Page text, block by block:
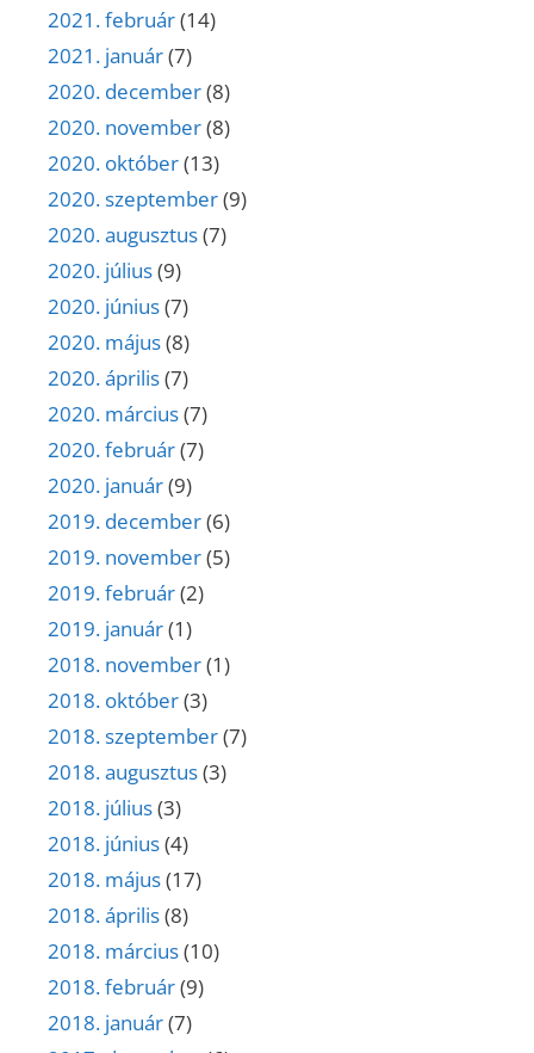
2021. február(14)
2021. január(7)
2020. december(8)
2020. november(8)
2020. október(13)
2020. szeptember(9)
2020. augusztus(7)
2020. július(9)
2020. június(7)
2020. május(8)
2020. április(7)
2020. március(7)
2020. február(7)
2020. január(9)
2019. december(6)
2019. november(5)
2019. február(2)
2019. január(1)
2018. november(1)
2018. október(3)
2018. szeptember(7)
2018. augusztus(3)
2018. július(3)
2018. június(4)
2018. május(17)
2018. április(8)
2018. március(10)
2018. február(9)
2018. január(7)